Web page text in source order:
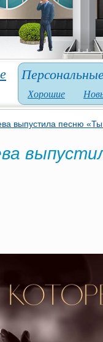
Хорошие
выпустила песню